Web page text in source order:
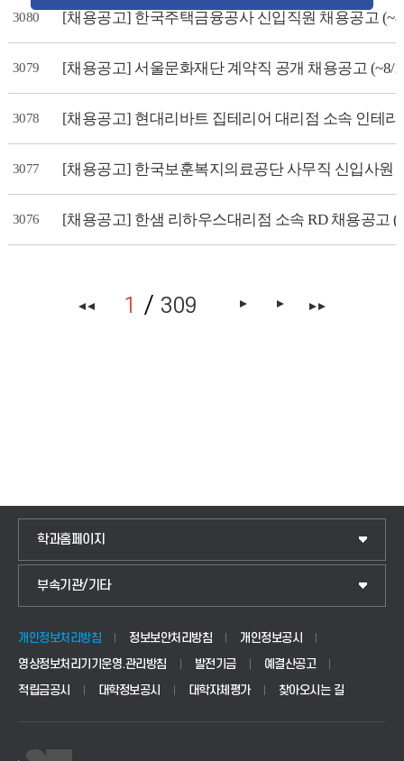
3080 [채용공고] 한국주택금융공사 신입직원 채용공고
3079 [채용공고] 서울문화재단 계약직 공개 채용공고 (~8/
3078 [채용공고] 현대리바트 집테리어 대리점 소속 인테
3077 [채용공고] 한국보훈복지의료공단 사무직 신입사원
3076 [채용공고] 한샘 리하우스대리점 소속 RD 채용공고
1 309
학과홈페이지
IoT전자공학과
전기공학과
정보통신공학과
소프트웨어공학과
부속기관/기타
국제교류센터
교양교육센터
학생상담센터
개인정보처리방침 정보보안처리방침
개인정보공시
영상정보처리기기운영.관리방침
발전기금
예결산공고
적립금공시
대학정보공시 대학자체평가 찾아오시는 길